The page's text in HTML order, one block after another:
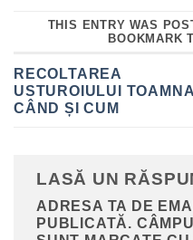
THIS ENTRY WAS
BOOKMARK
RECOLTAREA
USTUROIULUI
CÂND ȘI CUM
LASĂ UN
ADRESA TA DE
PUBLICATĂ.